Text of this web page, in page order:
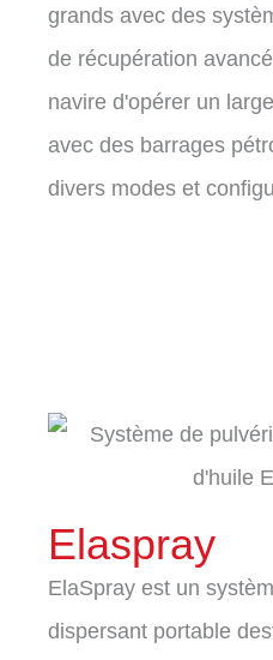
grands avec des
de récupération
navire d'opérer un
avec des barrages
divers modes et
Elaspray
ElaSpray est un
dispersant portable